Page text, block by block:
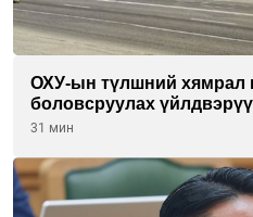
ОХУ-ын түлшний хямрал
боловсруулах
бай болов
31 мин